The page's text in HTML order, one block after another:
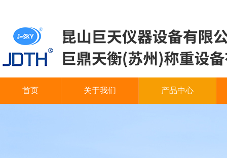
首页 关于我们 产品中心